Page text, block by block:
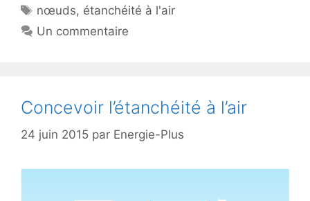
Étiquettes
nœuds, étanchéité à l'air
Un commentaire
Concevoir l’étanchéité à l’air
24 juin 2015 par Energie-Plus